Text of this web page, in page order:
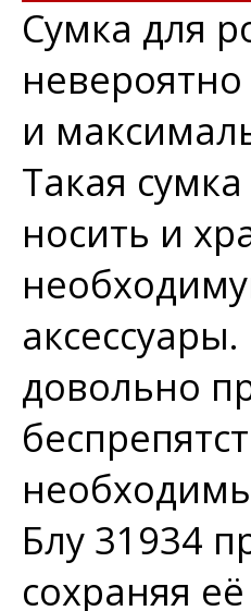
Сумка для
и
Такая
носить и
довольно
Блу 31934
сохраняя